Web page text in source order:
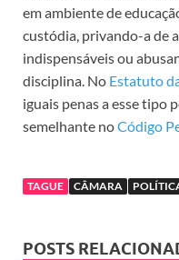
em ambiente de
custódia, privando-a de
indispensáveis ou
disciplina. No Estatuto
iguais penas a esse tipo
semelhante noCódigo
TAGUE CÂMARA
POSTS